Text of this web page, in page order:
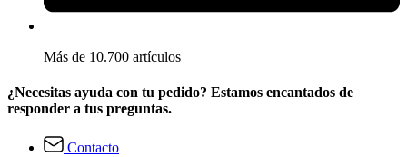
Más de 10.700 artículos
¿Necesitas ayuda con tu pedido? Estamos encantados de
responder a tus preguntas.
Contacto